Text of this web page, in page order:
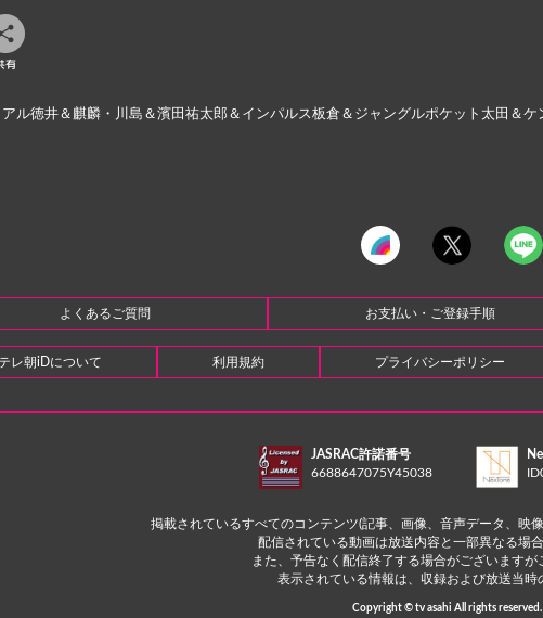
有
ル徳井＆麒麟・川島＆濱田祐太郎＆インパルス板倉＆ジャングルポケット太田＆
よくあるご質問 お支払い・ご登録手順
テレ朝iDについて 利用規約 プライバシーポリシー
JASRAC許諾番号
6688647075Y45038
掲載されているすべてのコンテンツ(記事、画像、音声データ、映
配信されている動画は放送内容と一部異なる場
また、予告なく配信終了する場合がございますが
表示されている情報は、収録および放送当時
Copyright © tv asahi All rights reserved.